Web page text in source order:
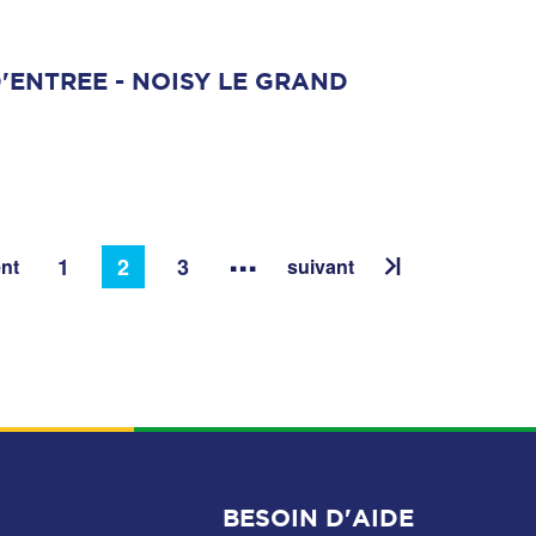
- NOISY LE GRAND
1 2 3 ... suivant
BESOIN D'AIDE